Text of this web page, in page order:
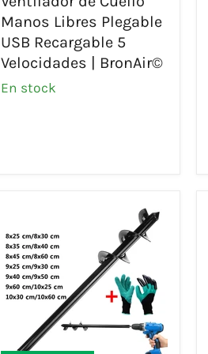
Manos
Libres
Plegable
USB
Recargable
Manos Libres Plegable
USB Recargable 5
Velocidades | BronAir©
En stock